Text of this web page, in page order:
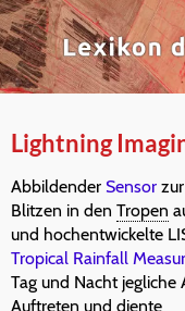
Lightning
Abbildender Sensor
Blitzen in den Tropen
und hochentwickelte
Tropical Rainfall
Tag und Nacht
Auftreten und diente